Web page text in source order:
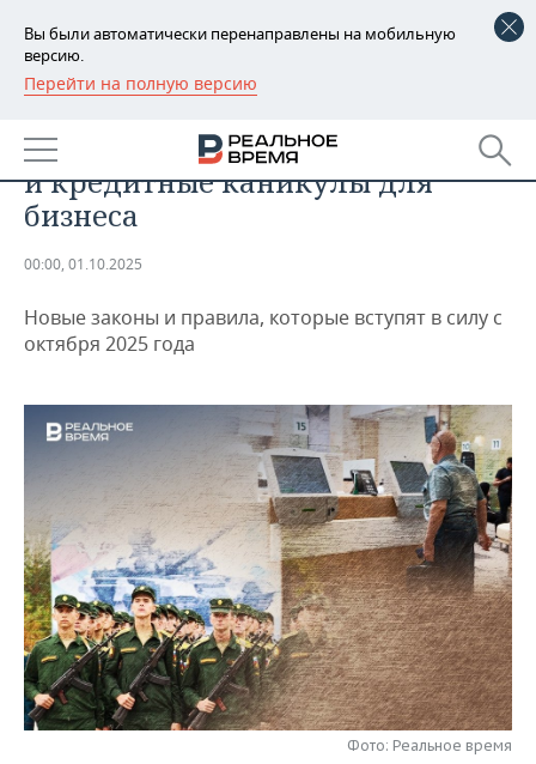
Вы были автоматически перенаправлены на мобильную
версию.
Перейти на полную версию
РЕГИОНЫ
БАШКОРТОСТАН
ТАТАРСТАН
НОВОСТИ
АНАЛИТИКА
ДЕКЛАРАЦИИ О ДОХОДАХ
КОРОЛИ ГОСЗАКАЗА ПФО
ВУЗЫ ТАТАРСТАНА
КОМУ ПРИНАДЛЕЖАТ
ТОРГОВЫЕ ЦЕНТРЫ
ТАТАРСТАНА
НОВОСТИ ЭКОНОМИКИ
ФИНАНСЫ
БАНКИ
ИНВЕСТИЦИИ
ПРОМЫШЛЕННОСТЬ
НОВОСТИ
АГРОПРОМ
МАШИНОСТРОЕНИЕ
НЕФТЕХИМИЯ
НЕФТЬ
ОПК
ЭНЕРГЕТИКА
НЕДВИЖИМОСТЬ
НОВОСТИ НЕДВИЖИМОСТИ
АВТО
БИЗНЕС
НОВОСТИ БИЗНЕСА
РОЗНИЧНАЯ ТОРГОВЛЯ
ТРАНСПОРТ
УСЛУГИ
ТЕХНОЛОГИИ
НОВОСТИ ТЕХНОЛОГИЙ
IT
МЕДИА
МЕРОПРИЯТИЯ
НОВОСТИ МЕРОПРИЯТИЙ
ВЫЕЗДНАЯ РЕДАКЦИЯ
СПОРТ
НОВОСТИ СПОРТА
ОБЩЕСТВО
Новый призыв, цифровой рубль
и кредитные каникулы для
бизнеса
00:00, 01.10.2025
Новые законы и правила, которые вступят в силу с
октября 2025 года
Фото: Реальное время